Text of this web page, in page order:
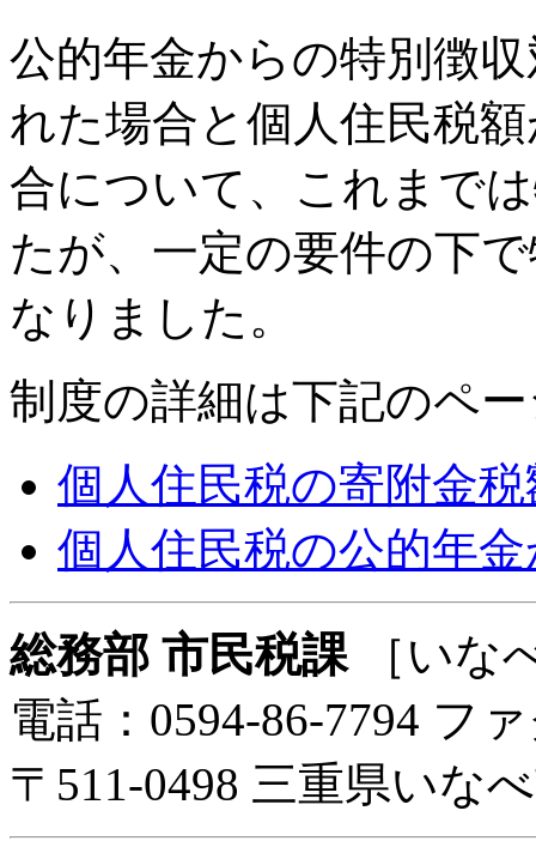
公的年金からの特別徴
れた場合と個人住民税
合について、これまで
たが、一定の要件の下
なりました。
制度の詳細は下記のペ
個人住民税の寄附金
個人住民税の公的年
総務部 市民税課［いな
電話：0594-86-7794 フ
〒511-0498 三重県いな